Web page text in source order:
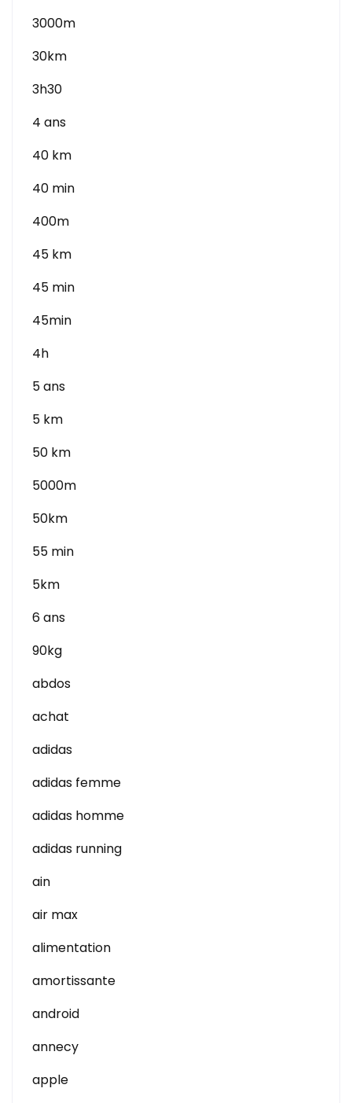
3000m
30km
3h30
4 ans
40 km
40 min
400m
45 km
45 min
45min
4h
5 ans
5 km
50 km
5000m
50km
55 min
5km
6 ans
90kg
abdos
achat
adidas
adidas femme
adidas homme
adidas running
ain
air max
alimentation
amortissante
android
annecy
apple